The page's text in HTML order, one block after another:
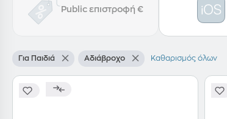
Public επιστροφή €
Για Παιδιά Αδιάβροχο Καθαρισμός όλων